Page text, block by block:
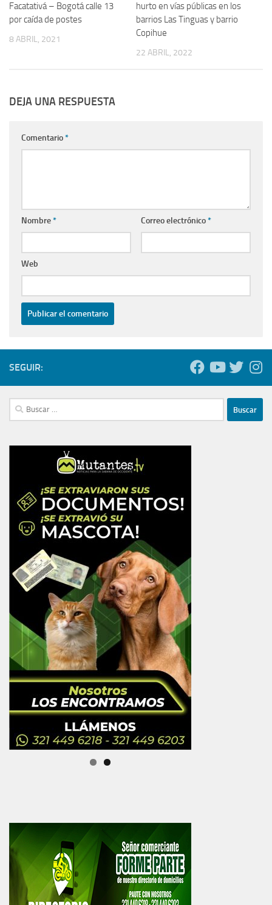
Facatativá – Bogotá calle 13
por caída de postes
8 ABRIL, 2021
hurto en vías públicas en los
barrios Las Tinguas y barrio
Copihue
22 ABRIL, 2022
DEJA UNA RESPUESTA
Comentario*
Nombre* Correo electrónico*
Web
SEGUIR:
Buscar: